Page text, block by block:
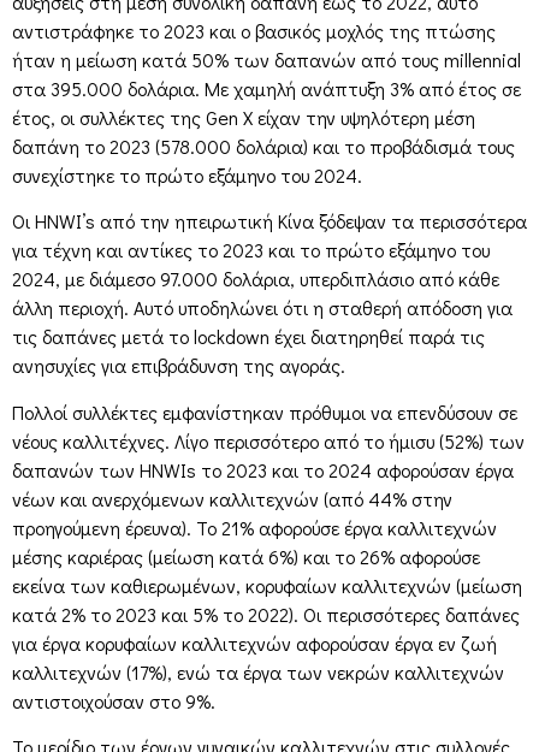
αντιστράφηκε το 2023 και ο βασικός μοχλός της πτώσης
ήταν η μείωση κατά 50% των δαπανών από τους millennial
στα 395.000 δολάρια. Με χαμηλή ανάπτυξη 3% από έτος σε
έτος, οι συλλέκτες της Gen X είχαν την υψηλότερη μέση
δαπάνη το 2023 (578.000 δολάρια) και το προβάδισμά τους
συνεχίστηκε το πρώτο εξάμηνο του 2024.
Οι HNWI’s από την ηπειρωτική Κίνα ξόδεψαν τα περισσότερα
για τέχνη και αντίκες το 2023 και το πρώτο εξάμηνο του
2024, με διάμεσο 97.000 δολάρια, υπερδιπλάσιο από κάθε
άλλη περιοχή. Αυτό υποδηλώνει ότι η σταθερή απόδοση για
τις δαπάνες μετά το lockdown έχει διατηρηθεί παρά τις
ανησυχίες για επιβράδυνση της αγοράς.
Πολλοί συλλέκτες εμφανίστηκαν πρόθυμοι να επενδύσουν σε
νέους καλλιτέχνες. Λίγο περισσότερο από το ήμισυ (52%) των
δαπανών των HNWIs το 2023 και το 2024 αφορούσαν έργα
νέων και ανερχόμενων καλλιτεχνών (από 44% στην
προηγούμενη έρευνα). Το 21% αφορούσε έργα καλλιτεχνών
μέσης καριέρας (μείωση κατά 6%) και το 26% αφορούσε
εκείνα των καθιερωμένων, κορυφαίων καλλιτεχνών (μείωση
κατά 2% το 2023 και 5% το 2022). Οι περισσότερες δαπάνες
για έργα κορυφαίων καλλιτεχνών αφορούσαν έργα εν ζωή
καλλιτεχνών (17%), ενώ τα έργα των νεκρών καλλιτεχνών
αντιστοιχούσαν στο 9%.
Το μερίδιο των έργων γυναικών καλλιτεχνών στις συλλογές